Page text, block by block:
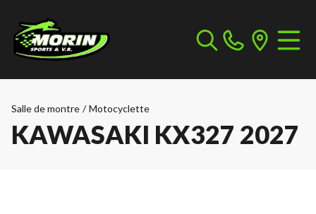
Salle de montre / Motocyclette
KAWASAKI KX327 2027